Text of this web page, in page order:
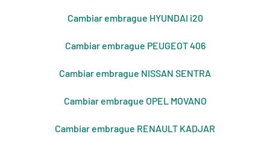
Cambiar embrague HYUNDAI i20
Cambiar embrague PEUGEOT 406
Cambiar embrague NISSAN SENTRA
Cambiar embrague OPEL MOVANO
Cambiar embrague RENAULT KADJAR